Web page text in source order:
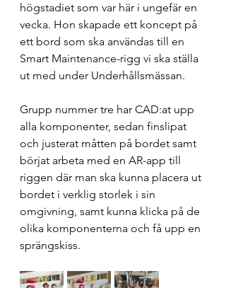
högstadiet som var här i ungefär en
vecka. Hon skapade ett koncept på
ett bord som ska användas till en
Smart Maintenance-rigg vi ska ställa
ut med under Underhållsmässan.
Grupp nummer tre har CAD:at upp
alla komponenter, sedan finslipat
och justerat måtten på bordet samt
börjat arbeta med en AR-app till
riggen där man ska kunna placera ut
bordet i verklig storlek i sin
omgivning, samt kunna klicka på de
olika komponenterna och få upp en
sprängskiss.